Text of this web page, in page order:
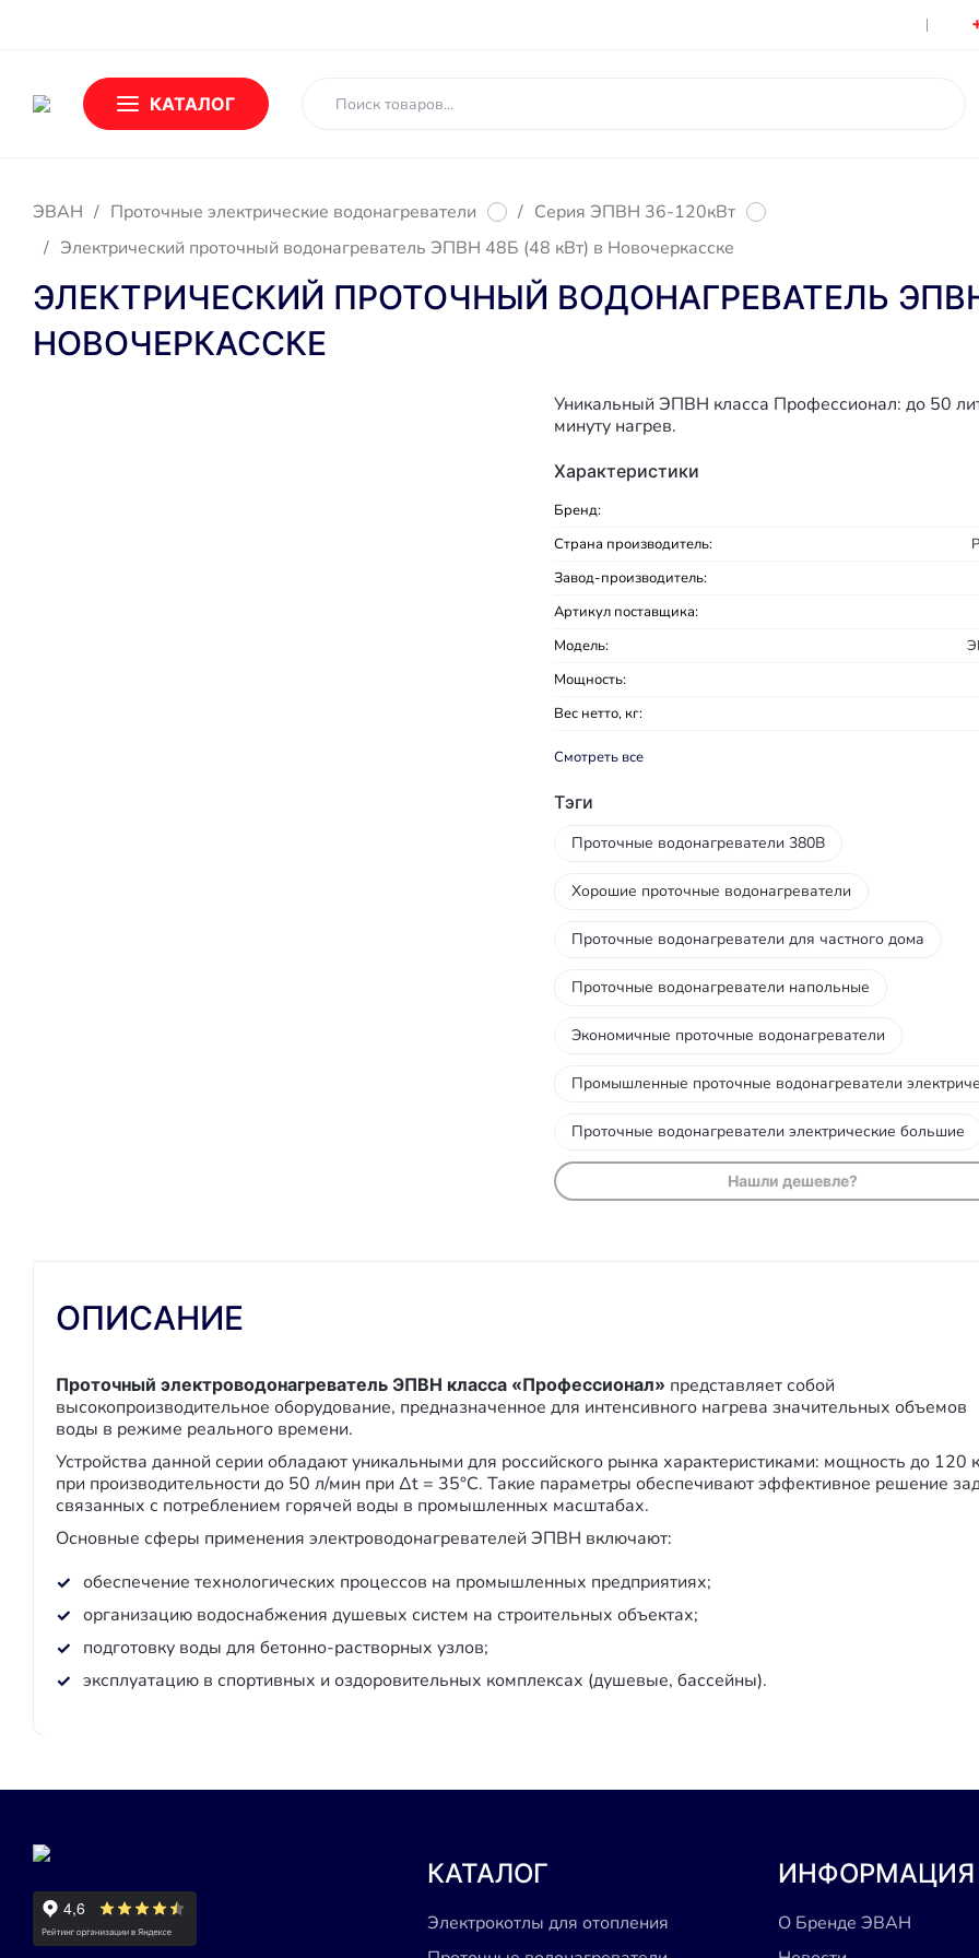
КАТАЛОГ
ЭВАН / Проточные электрические водонагреватели / Серия ЭПВН 36-120кВт
/ Электрический проточный водонагреватель ЭПВН 48Б (48 кВт) в Новочеркасске
ЭЛЕКТРИЧЕСКИЙ ПРОТОЧНЫЙ ВОДОНАГРЕВАТЕЛЬ
НОВОЧЕРКАССКЕ
Уникальный ЭПВН класса Профессионал: до 50
минуту нагрев.
Характеристики
Бренд:
Страна производитель:
Завод-производитель:
Артикул поставщика:
Модель:
Мощность:
Вес нетто, кг:
Смотреть все
Тэги
Проточные водонагреватели 380В
Хорошие проточные водонагреватели
Проточные водонагреватели для частного дома
Проточные водонагреватели напольные
Экономичные проточные водонагреватели
Промышленные проточные водонагреватели
Проточные водонагреватели электрические большие
Нашли дешевле?
ОПИСАНИЕ
Проточный электроводонагреватель ЭПВН класса «Профессионал» представляет собой
высокопроизводительное оборудование, предназначенное для интенсивного нагрева значительных объемов
воды в режиме реального времени.
Устройства данной серии обладают уникальными для российского рынка характеристиками: мощность до 120
при производительности до 50 л/мин при Δt = 35°C. Такие параметры обеспечивают эффективное решение
связанных с потреблением горячей воды в промышленных масштабах.
Основные сферы применения электроводонагревателей ЭПВН включают:
обеспечение технологических процессов на промышленных предприятиях;
организацию водоснабжения душевых систем на строительных объектах;
подготовку воды для бетонно-растворных узлов;
эксплуатацию в спортивных и оздоровительных комплексах (душевые, бассейны).
КАТАЛОГ
Электрокотлы для отопления
ИНФОРМАЦИЯ
О Бренде ЭВАН